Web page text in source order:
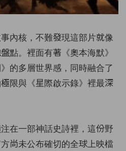
內核，不難發現這部片就像
點。裡面有著《奧本海默》
的多層世界感，同時融合了
限與《星際啟示錄》裡最深
在一部神話史詩裡，這份野
尚未公布確切的全球上映檔